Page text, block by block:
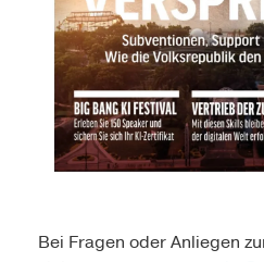
Bei Fragen oder Anliegen